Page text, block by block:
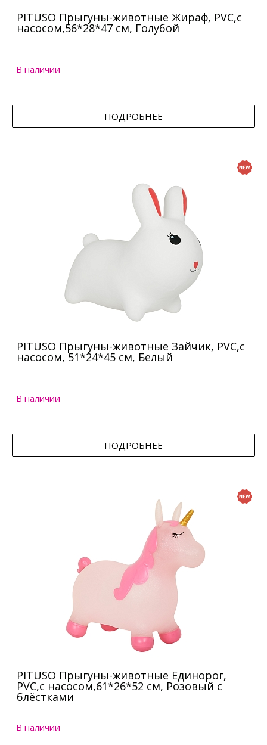
PITUSO Прыгуны-животные Жираф, PVC,с
насосом,56*28*47 см, Голубой
В наличии
ПОДРОБНЕЕ
PITUSO Прыгуны-животные Зайчик, PVC,с
насосом, 51*24*45 см, Белый
В наличии
ПОДРОБНЕЕ
PITUSO Прыгуны-животные Единорог,
PVC,с насосом,61*26*52 см, Розовый с
блёстками
В наличии